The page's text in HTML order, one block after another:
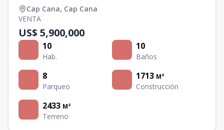
Cap Cana, Cap Cana
VENTA
US$ 5,900,000
10
Hab.
10
Baños
8
Parqueo
1713 M²
Construcción
2433 M²
Terreno